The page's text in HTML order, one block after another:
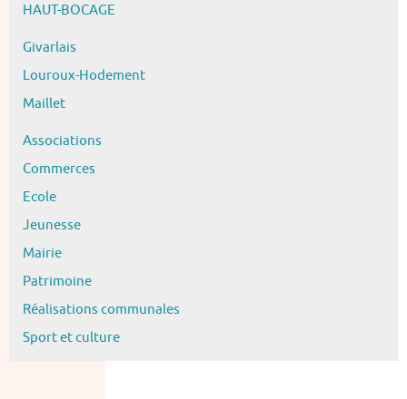
HAUT-BOCAGE
Givarlais
Louroux-Hodement
Maillet
Associations
Commerces
Ecole
Jeunesse
Mairie
Patrimoine
Réalisations communales
Sport et culture